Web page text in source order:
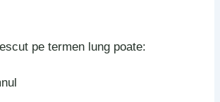
pe termen lung poate: